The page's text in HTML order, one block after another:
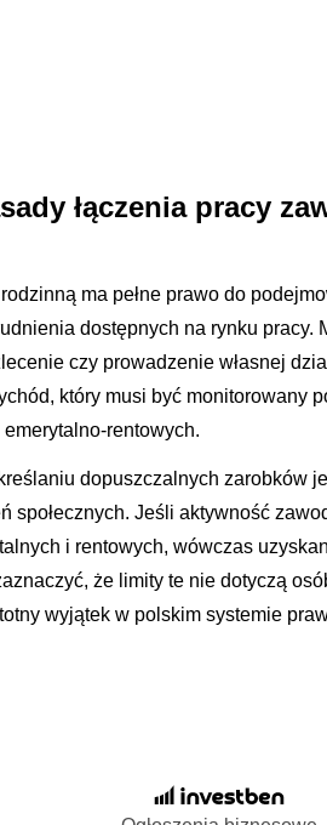
łączenia pracy
ma pełne prawo do
dostępnych na rynku pracy.
czy prowadzenie własnej
który musi być monitorowany
rentowych.
dopuszczalnych zarobków
społecznych. Jeśli aktywność
i rentowych, wówczas
że limity te nie dotyczą
wyjątek w polskim systemie